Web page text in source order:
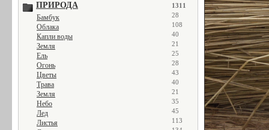
ПРИРОДА 1311
Бамбук 28
Облака 108
Капли воды 40
Земля 21
Ель 25
Огонь 28
Цветы 43
Трава 40
Земля 21
Небо 35
Лед 45
Листья 113